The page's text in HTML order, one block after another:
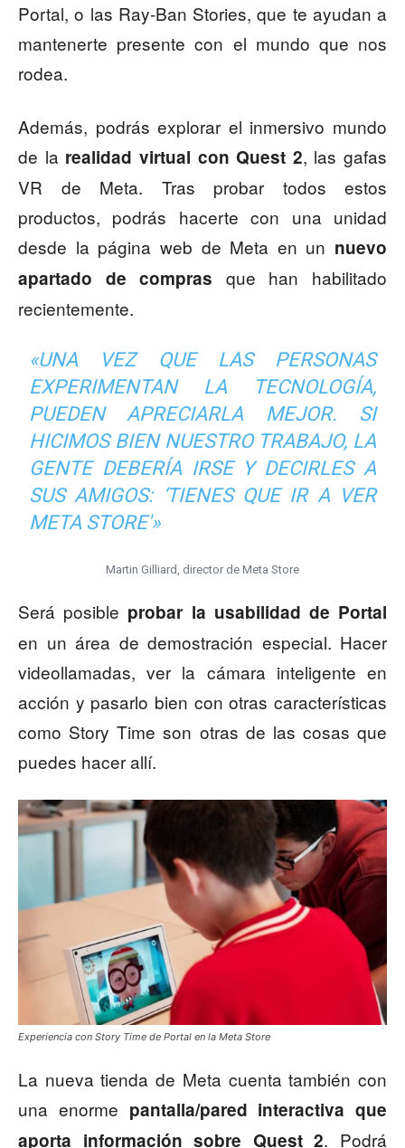
Portal, o las Ray-Ban Stories, que te ayudan a
mantenerte presente con el mundo que nos
rodea.
Además, podrás explorar el inmersivo mundo
de la realidad virtual con Quest 2, las gafas
VR de Meta. Tras probar todos estos
productos, podrás hacerte con una unidad
desde la página web de Meta en un nuevo
apartado de compras que han habilitado
recientemente.
«UNA VEZ QUE LAS PERSONAS
EXPERIMENTAN LA TECNOLOGÍA,
PUEDEN APRECIARLA MEJOR. SI
HICIMOS BIEN NUESTRO TRABAJO, LA
GENTE DEBERÍA IRSE Y DECIRLES A
SUS AMIGOS: ‘TIENES QUE IR A VER
META STORE'»
Martin Gilliard, director de Meta Store
Será posible probar la usabilidad de Portal
en un área de demostración especial. Hacer
videollamadas, ver la cámara inteligente en
acción y pasarlo bien con otras características
como Story Time son otras de las cosas que
puedes hacer allí.
Experiencia con Story Time de Portal en la Meta Store
La nueva tienda de Meta cuenta también con
una enorme pantalla/pared interactiva que
aporta información sobre Quest 2. Podrá